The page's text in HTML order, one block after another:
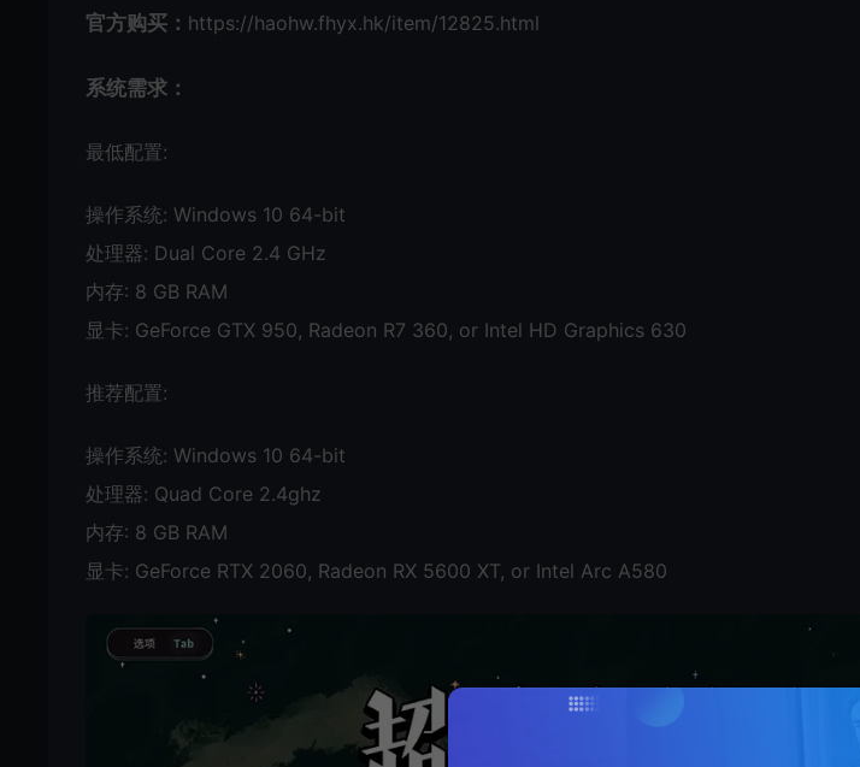
官方购买： https://haohw.fhyx.hk/item/12825.html
系统需求：
最低配置:
操作系统: Windows 10 64-bit
处理器: Dual Core 2.4 GHz
内存: 8 GB RAM
显卡: GeForce GTX 950, Radeon R7 360, or Intel HD Graphics 630
推荐配置:
操作系统: Windows 10 64-bit
处理器: Quad Core 2.4ghz
内存: 8 GB RAM
显卡: GeForce RTX 2060, Radeon RX 5600 XT, or Intel Arc A580